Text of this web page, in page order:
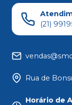
(21)
Rua de
Horário de